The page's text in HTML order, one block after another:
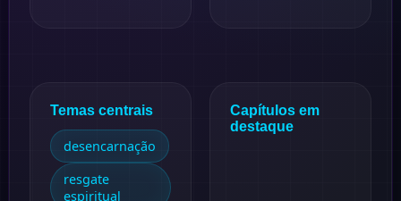
Temas centrais
desencarnação
resgate
espiritual
Capítulos em
destaque